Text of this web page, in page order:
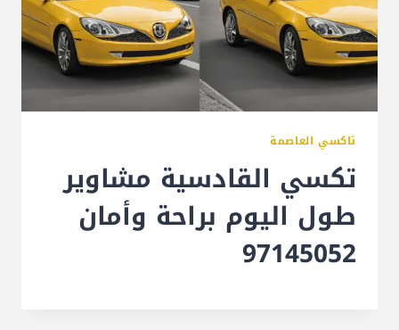
تاكسي العاصمة
تكسي القادسية مشاوير
طول اليوم براحة وأمان
97145052